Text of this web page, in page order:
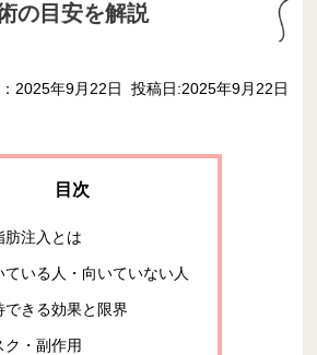
の目安を解説
2025年9月22日 投稿日:2025年9月22日
肪注入とは
ている人・向いていない人
できる効果と限界
ク・副作用